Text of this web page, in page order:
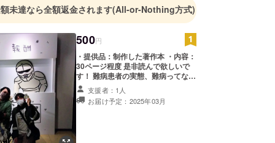
未達なら全額返金されます(All-or-Nothing方式)
500円
・提供品：制作した著作本 ・内容：
30ページ程度 是非読んで欲しいで
す！ 難病患者の実態、難病ってなん
だろう？そんなんなのが難病なの？
とわかりやすく書きたいと思いま
す。
支援者：1人
お届け予定：2025年03月